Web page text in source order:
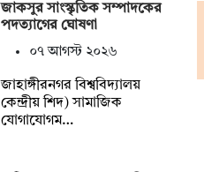
জাকসুর সাংস্কৃতিক সম্পাদকের
পদত্যাগের ঘোষণা
০৭ আগস্ট ২০২৬
‎জাহাঙ্গীরনগর বিশ্ববিদ্যালয়
কেন্দ্রীয় শিদ) সামাজিক
যোগাযোগম…